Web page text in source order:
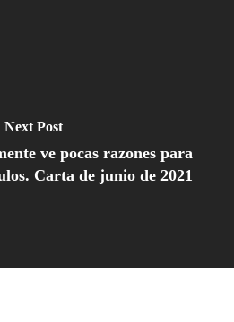
Next Post
ve pocas razones para
Carta de junio de 2021